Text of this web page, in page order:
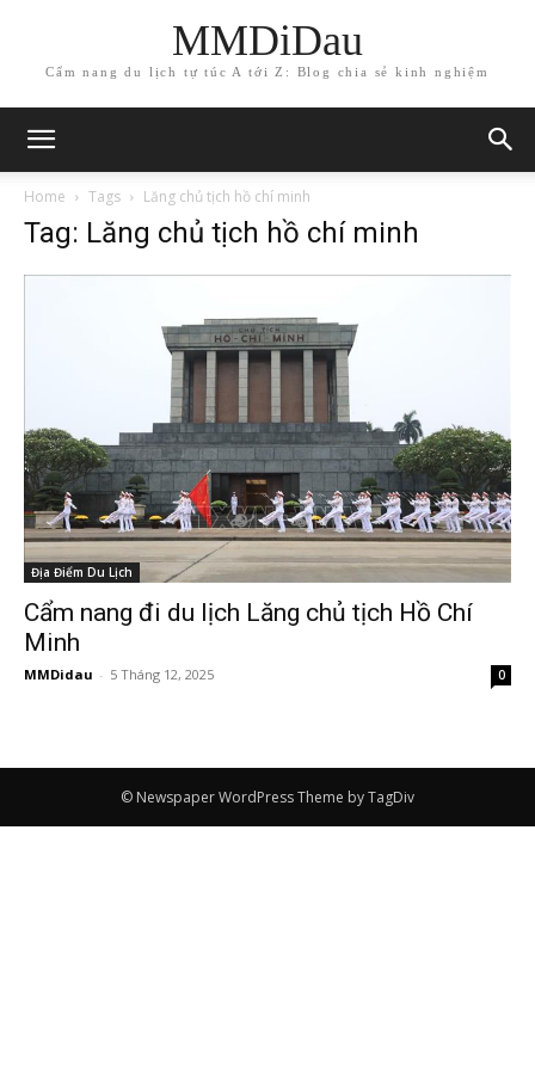
MMDiDau
Cẩm nang du lịch tự túc A tới Z: Blog chia sẻ kinh nghiệm
Home Tags Lăng chủ tịch hồ chí minh
Tag: Lăng chủ tịch hồ chí minh
Địa Điểm Du Lịch
Cẩm nang đi du lịch Lăng chủ tịch Hồ Chí
Minh
MMDidau - 5 Tháng 12, 2025 0
© Newspaper WordPress Theme by TagDiv